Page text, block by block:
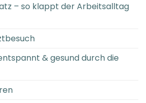
– so klappt der Arbeitsalltag
& gesund durch die